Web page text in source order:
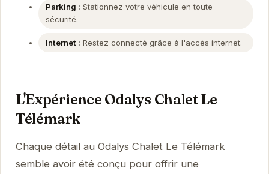
Parking : Stationnez votre véhicule en toute
sécurité.
Internet : Restez connecté grâce à l'accès internet.
L'Expérience Odalys Chalet Le
Télémark
Chaque détail au Odalys Chalet Le Télémark
semble avoir été conçu pour offrir une